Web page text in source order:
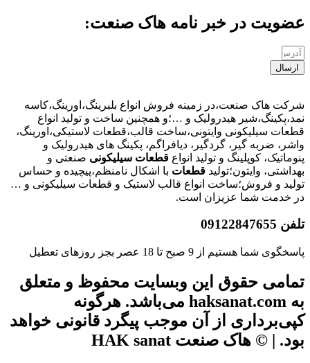
عضویت در خبر نامه هاک صنعت:
ارسال
شرکت هاک صنعت،در زمینه فروش انواع بلبرینگ،اورینگ،کاسه
نمد،پکینگ،شیر هیدرولیک و …؛و همچنین ساخت و تولید انواع
قطعات سیلیکونی وایتونی،ساخت قالب،قطعات لاستیکی،اورینگ،
واشر، ضربه گیر، گردگیر، دیافراگم، پکینگ های هیدرولیک و
پنوماتیک، کوپلینگ و تولید انواع قطعات سیلیکونی صنعتی و
بهداشتی، وایتون؛تولید قطعات با اشکال نامنظم،پیچیده و حساس
تولید و فروش؛ساخت انواع قالب لاستیک و قطعات سیلیکونی و …
در خدمت شما عزیزان است.
تلفن 09122847655
پاسخگوی شما هستیم از 9 صبح تا 18 عصر بجز روزهای تعطیل
تمامی حقوق این وبسایت محفوظ و متعلق
به haksanat.com می‌باشد. هرگونه
کپی‌برداری از آن موجب پیگرد قانونی خواهد
بود. | © هاک صنعت HAK sanat